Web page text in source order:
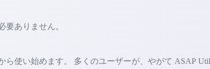
要ありません。
使い始めます。 多くのユーザーが、やがて ASAP